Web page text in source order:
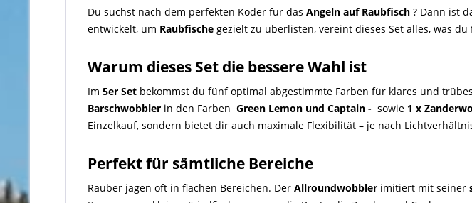
Du suchst nach dem perfekten Köder für das Angeln auf Raubfisch ? Dann ist
entwickelt, um Raubfische gezielt zu überlisten, vereint dieses Set alles, was du
Warum dieses Set die bessere Wahl ist
Im 5er Set bekommst du fünf optimal abgestimmte Farben für klares und
Barschwobbler in den Farben Green Lemon und Captain - sowie 1 x
Einzelkauf, sondern bietet dir auch maximale Flexibilität – je nach
Perfekt für sämtliche Bereiche
Räuber jagen oft in flachen Bereichen. Der Allroundwobbler imitiert mit seiner